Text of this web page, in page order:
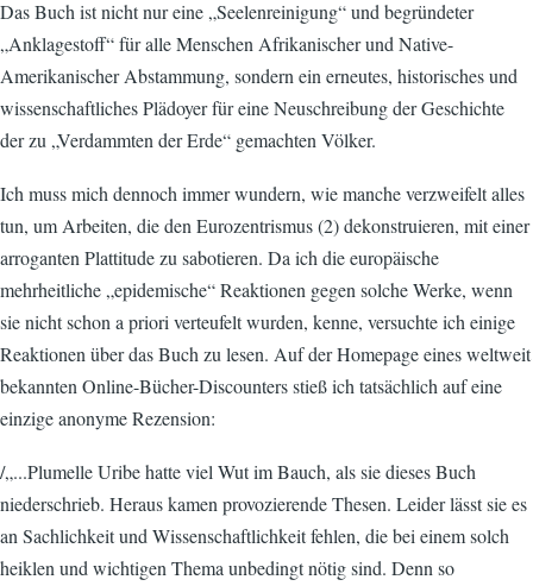
Das Buch ist nicht nur eine „Seelenreinigung“ und begründeter
„Anklagestoff“ für alle Menschen Afrikanischer und Native-
Amerikanischer Abstammung, sondern ein erneutes, historisches und
wissenschaftliches Plädoyer für eine Neuschreibung der Geschichte
der zu „Verdammten der Erde“ gemachten Völker.
Ich muss mich dennoch immer wundern, wie manche verzweifelt alles
tun, um Arbeiten, die den Eurozentrismus (2) dekonstruieren, mit einer
arroganten Plattitude zu sabotieren. Da ich die europäische
mehrheitliche „epidemische“ Reaktionen gegen solche Werke, wenn
sie nicht schon a priori verteufelt wurden, kenne, versuchte ich einige
Reaktionen über das Buch zu lesen. Auf der Homepage eines weltweit
bekannten Online-Bücher-Discounters stieß ich tatsächlich auf eine
einzige anonyme Rezension:
/„...Plumelle Uribe hatte viel Wut im Bauch, als sie dieses Buch
niederschrieb. Heraus kamen provozierende Thesen. Leider lässt sie es
an Sachlichkeit und Wissenschaftlichkeit fehlen, die bei einem solch
heiklen und wichtigen Thema unbedingt nötig sind. Denn so